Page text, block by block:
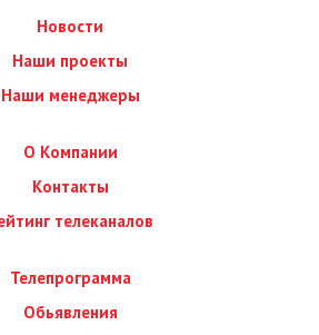
Новости
Наши проекты
Наши менеджеры
О Компании
Контакты
телеканалов
Телепрограмма
Обьявления